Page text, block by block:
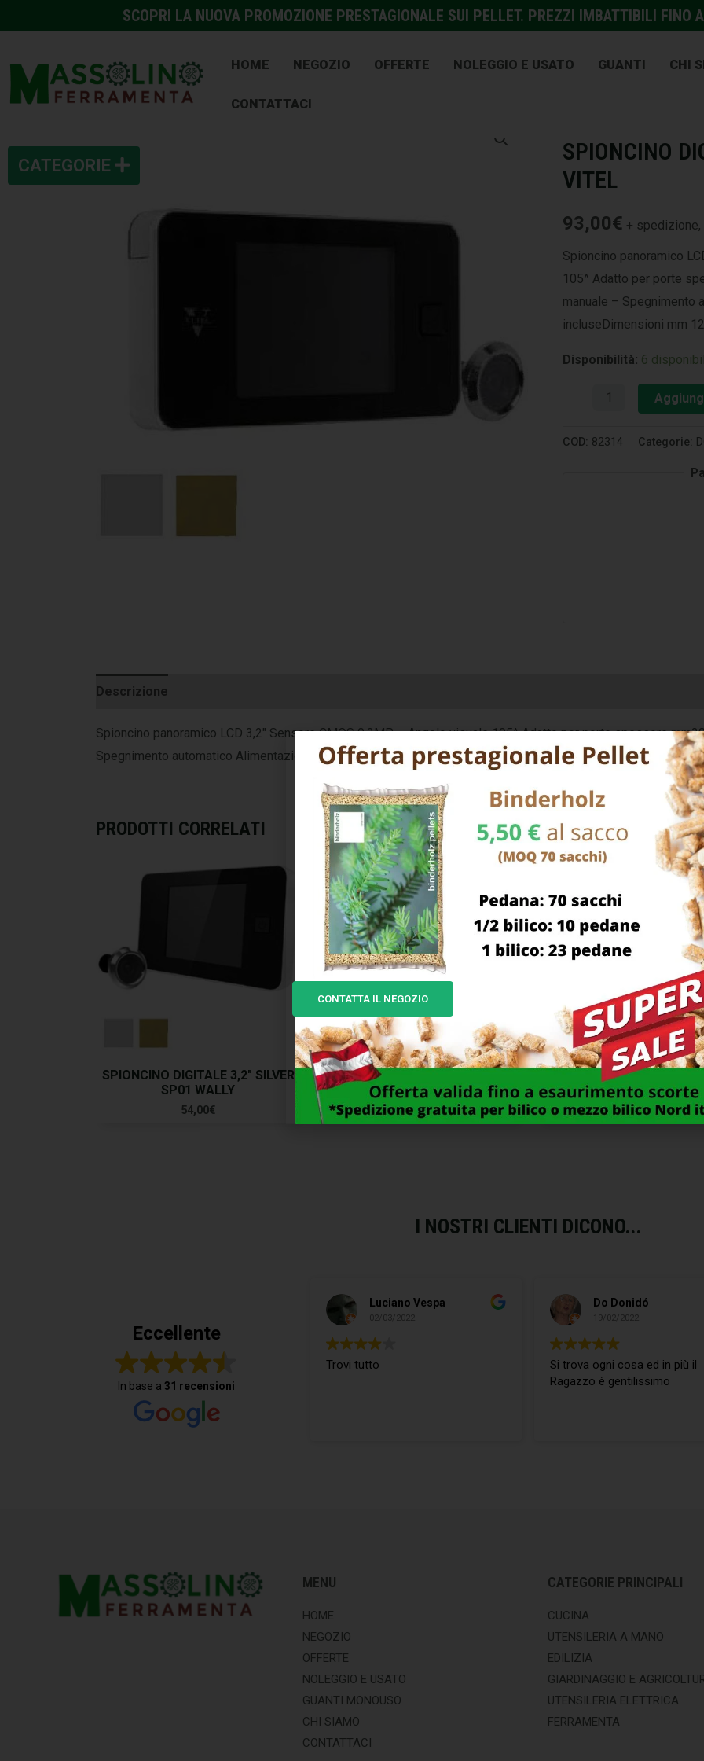
SCOPRI LA NUOVA PROMOZIONE PRESTAGIONALE SUI PELLET. PREZZI IMBATTIBILI FINO
HOME NEGOZIO OFFERTE NOLEGGIO E USATO GUANTI CHI
CONTATTACI
SPIONCINO
VITEL
93,00€ +
Spioncino panoramico
105^ Adatto per porte
manuale – Spegnimento
incluseDimensioni mm
Disponibilità: 6
COD: 82314 Categorie:
Descrizione
Spioncino panoramico LCD 3,2″ Sensore CMOS 0,3MP – Angolo visuale 105^ Adatto per porte spessore
Spegnimento automatico Alimentazione 2 pile AAA non incluseDimensioni mm 125×15 h 68 – Peso g 160
PRODOTTI CORRELATI
SPIONCINO DIGITALE 3,2″ SILVER
SP01 WALLY
54,00€
SPIONCINO DIGITALE 3,2″
OTTONATO E0372 VITEL
93,00€
CAMPANELLO WIRELESS
THOMSON
30,00€
I NOSTRI CLIENTI DICONO...
Eccellente
In base a 31 recensioni
Luciano Vespa
02/03/2022
Trovi tutto
Do Donidó
19/02/2022
Si trova ogni cosa ed in più il
Ragazzo è gentilissimo
MENU
HOME
NEGOZIO
OFFERTE
NOLEGGIO E USATO
GUANTI MONOUSO
CHI SIAMO
CONTATTACI
CATEGORIE PRINCIPALI
CUCINA
UTENSILERIA A MANO
EDILIZIA
GIARDINAGGIO E
UTENSILERIA ELETTRICA
FERRAMENTA
CONTATTA IL NEGOZIO